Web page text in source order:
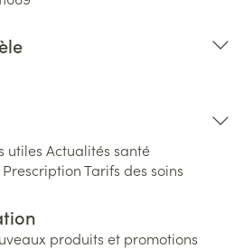
utiles Actualités santé
PrescriptionTarifs des soins
produits et promotions